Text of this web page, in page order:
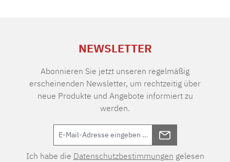
NEWSLETTER
Abonnieren Sie jetzt unseren regelmäßig
erscheinenden Newsletter, um rechtzeitig über
neue Produkte und Angebote informiert zu
werden.
Ich habe die Datenschutzbestimmungen gelesen